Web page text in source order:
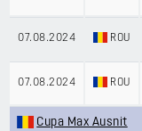
07.08.2024 ROU
07.08.2024 ROU
Cupa Max Ausnit